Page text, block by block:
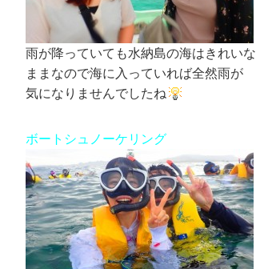
雨が降っていても水納島の海はきれいな
ままなので海に入っていれば全然雨が
気になりませんでしたね
ボートシュノーケリング